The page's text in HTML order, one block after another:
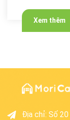
Xem thêm
Địa chỉ: Số 20